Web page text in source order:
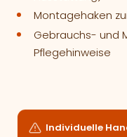
Montagehaken
Gebrauchs- und
Pflegehinweise
Individuelle